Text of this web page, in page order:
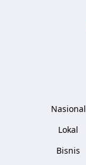
Nasional
Lokal
Bisnis